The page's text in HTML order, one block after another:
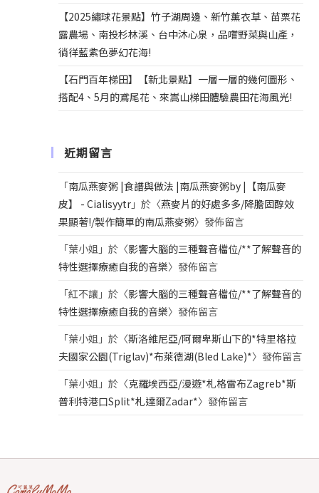
【2025繡球花景點】竹子湖周邊、新竹薰衣草、苗栗花
露農場、南投杉林溪、台中沐心泉，品嚐野菜與山產，
徜徉藍紫色夢幻花海!
【石門百年梯田】【新北景點】一層一層的幾何圖形、
搭配4、5月的鳶尾花、來嵩山梯田體驗農田花海風光!
近期留言
「南瓜燕麥粥 |食譜與做法 |南瓜燕麥粥by |【南瓜麥
皮】 - Cialisyytr 」於〈燕麥片的好處多多/降膽固醇效
果顯著!/製作簡單的南瓜燕麥粥〉發佈留言
「葉小姐 」於〈影響大腦的三種聲音檔位/**了解聲音的
特性選擇療癒自我的音樂〉發佈留言
「紅不讓 」於〈影響大腦的三種聲音檔位/**了解聲音的
特性選擇療癒自我的音樂〉發佈留言
「葉小姐 」於〈斯洛維尼亞/阿爾卑斯山下的*特里格拉
夫國家公園(Triglav)*布萊德湖(Bled Lake)*〉發佈留言
「葉小姐 」於〈克羅埃西亞/漫遊*札格雷布Zagreb*斯
普利特港口Split*札達爾Zadar*〉發佈留言